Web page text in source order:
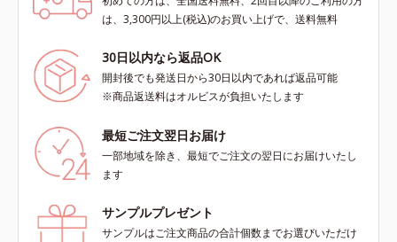
は、3,300円以上(税込)のお買い上げで、送料無料
30日以内なら返品OK
開封後でも発送日から30日以内であれば返品可能
※商品返送料はオルビスが負担いたします
最短ご注文翌日お届け
一部地域を除き、最短でご注文の翌日にお届けいたし
ます
サンプルプレゼント
サンプルはご注文商品の合計個数までお選びいただけ